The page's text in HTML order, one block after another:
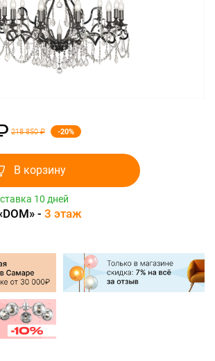
218 850 ₽ -20%
В корзину
10 дней
- 3 этаж